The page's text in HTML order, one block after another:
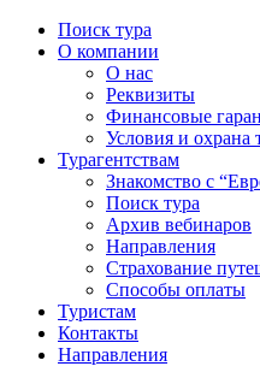
Поиск тура
О компании
О нас
Реквизиты
Финансовые
Условия и охрана
Турагентствам
Знакомство с
Поиск тура
Архив вебинаров
Направления
Страхование
Способы оплаты
Туристам
Контакты
Направления